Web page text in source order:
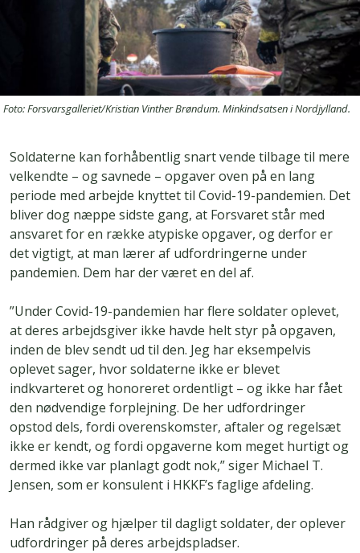
Foto: Forsvarsgalleriet/Kristian Vinther Brøndum. Minkindsatsen i Nordjylland.
Soldaterne kan forhåbentlig snart vende tilbage til mere
velkendte – og savnede – opgaver oven på en lang
periode med arbejde knyttet til Covid-19-pandemien. Det
bliver dog næppe sidste gang, at Forsvaret står med
ansvaret for en række atypiske opgaver, og derfor er
det vigtigt, at man lærer af udfordringerne under
pandemien. Dem har der været en del af.
”Under Covid-19-pandemien har flere soldater oplevet,
at deres arbejdsgiver ikke havde helt styr på opgaven,
inden de blev sendt ud til den. Jeg har eksempelvis
oplevet sager, hvor soldaterne ikke er blevet
indkvarteret og honoreret ordentligt – og ikke har fået
den nødvendige forplejning. De her udfordringer
opstod dels, fordi overenskomster, aftaler og regelsæt
ikke er kendt, og fordi opgaverne kom meget hurtigt og
dermed ikke var planlagt godt nok,” siger Michael T.
Jensen, som er konsulent i HKKF’s faglige afdeling.
Han rådgiver og hjælper til dagligt soldater, der oplever
udfordringer på deres arbejdspladser.